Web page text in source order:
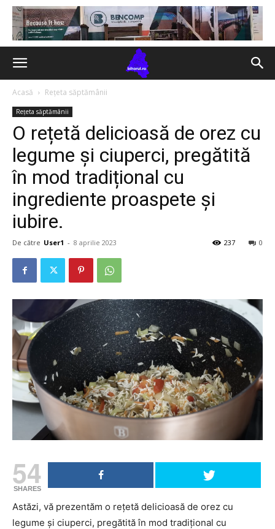
Acasă Rețeta săptămânii
Rețeta săptămânii
O rețetă delicioasă de orez cu
legume și ciuperci, pregătită
în mod tradițional cu
ingrediente proaspete și
iubire.
De către User1 - 8 aprilie 2023 0
237
54
SHARES
Astăzi, vă prezentăm o rețetă delicioasă de orez cu
legume și ciuperci, pregătită în mod tradițional cu